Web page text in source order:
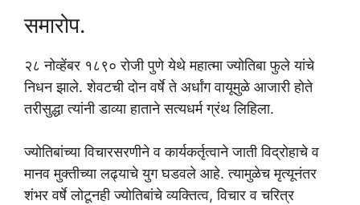
समारोप.
२८ नोव्हेंबर १८९० रोजी पुणे येथे महात्मा ज्योतिबा फुले यांचे
निधन झाले. शेवटची दोन वर्षे ते अर्धांग वायूमुळे आजारी होते
तरीसुद्धा त्यांनी डाव्या हाताने सत्यधर्म ग्रंथ लिहिला.
ज्योतिबांच्या विचारसरणीने व कार्यकर्तृत्वाने जाती विद्रोहाचे व
मानव मुक्तीच्या लढ्याचे युग घडवले आहे. त्यामुळेच मृत्यूनंतर
शंभर वर्षे लोटूनही ज्योतिबांचे व्यक्तित्व, विचार व चरित्र